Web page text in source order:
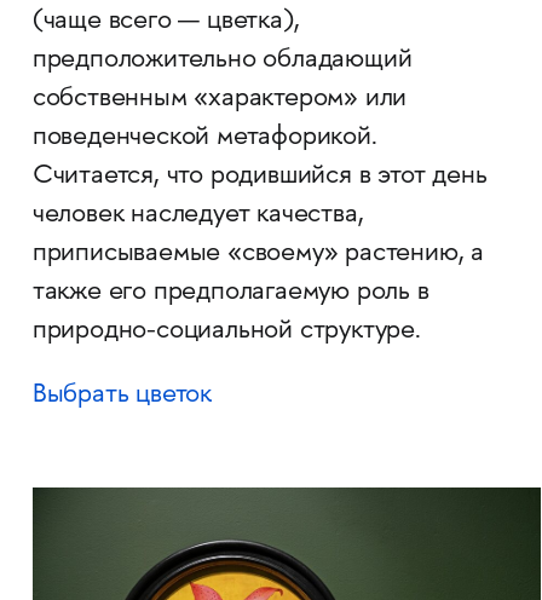
(чаще всего — цветка),
предположительно обладающий
собственным «характером» или
поведенческой метафорикой.
Считается, что родившийся в этот день
человек наследует качества,
приписываемые «своему» растению, а
также его предполагаемую роль в
природно-социальной структуре.
Выбрать цветок